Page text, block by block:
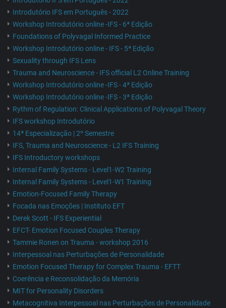
Introdutório IFS em Português - 2022
Workshop Introdutório online -IFS - 6ª Edição
Foundations of Polyvagal Informed Practice
Workshop Introdutório online - IFS - 5ª Edição
Sexuality through IFS Lens
Trauma and Neuroscience - IFS official L2 Online Training
Workshop Introdutório online -IFS - 4ª Edição
Workshop Introdutório online -IFS - 3ª Edição
Rythm of Regulation: Clinical Applications of Polyvagal Theory
IFS workshop Introdutório
14ª Especialização | 2º Semestre
IFS, Trauma and Neuroscience - L2 IFS Training
IFS Introductory workshops
Internal Family Systems - Level1-W2 Training
Internal Family Systems - Level1-W1 Training
Emotion-Focused Family Therapy
Focada nas Emoções | Instituto EFT
Derek Scott - IFS Experiential
EFCT- Emotion Focused Couples Therapy
Tammie Ronen on Trauma - workshop 2016
Interpessoal nas Perturbações de Personalidade
Emotion Focused Therapy for Complex Trauma - EFTT
Coerência e Reconsolidação da Memória
MIT for Personality Disorders
Metacognitiva Interpessoal nas Perturbações de Personalidade